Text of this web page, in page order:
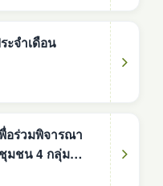
ะจำเดือน
อร่วมพิจารณา
มชน 4 กลุ่ม
าม 2567